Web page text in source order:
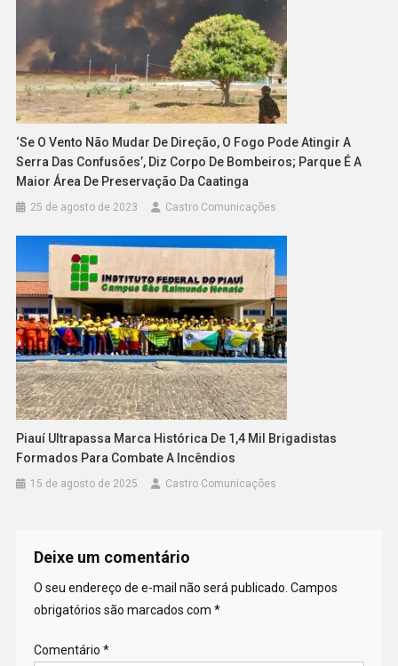
‘Se O Vento Não Mudar De Direção, O Fogo Pode Atingir A
Serra Das Confusões’, Diz Corpo De Bombeiros; Parque É A
Maior Área De Preservação Da Caatinga
25 de agosto de 2023 Castro Comunicações
Piauí Ultrapassa Marca Histórica De 1,4 Mil Brigadistas
Formados Para Combate A Incêndios
15 de agosto de 2025 Castro Comunicações
Deixe um comentário
O seu endereço de e-mail não será publicado. Campos
obrigatórios são marcados com *
Comentário *